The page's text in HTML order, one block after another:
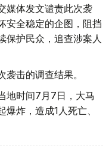
媒体发文谴责此次袭
安全稳定的企图，阻挡
保护民众，追查涉案人
击的调查结果。
地时间7月7日，大马
炸，造成1人死亡、